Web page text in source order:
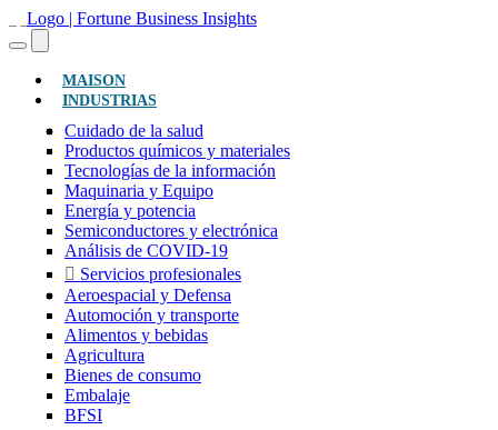
MAISON(ACTUAL)
INDUSTRIAS
Cuidado de la salud
Productos químicos y materiales
Tecnologías de la información
Maquinaria y Equipo
Energía y potencia
Semiconductores y electrónica
Análisis de COVID-19
Servicios profesionales
Aeroespacial y Defensa
Automoción y transporte
Alimentos y bebidas
Agricultura
Bienes de consumo
Embalaje
BFSI